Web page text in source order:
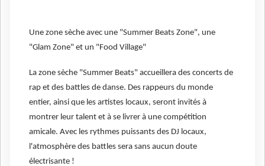
Une zone sèche avec une "Summer Beats Zone", une
"Glam Zone" et un "Food Village"
La zone sèche "Summer Beats" accueillera des concerts de
rap et des battles de danse. Des rappeurs du monde
entier, ainsi que les artistes locaux, seront invités à
montrer leur talent et à se livrer à une compétition
amicale. Avec les rythmes puissants des DJ locaux,
l'atmosphère des battles sera sans aucun doute
électrisante !